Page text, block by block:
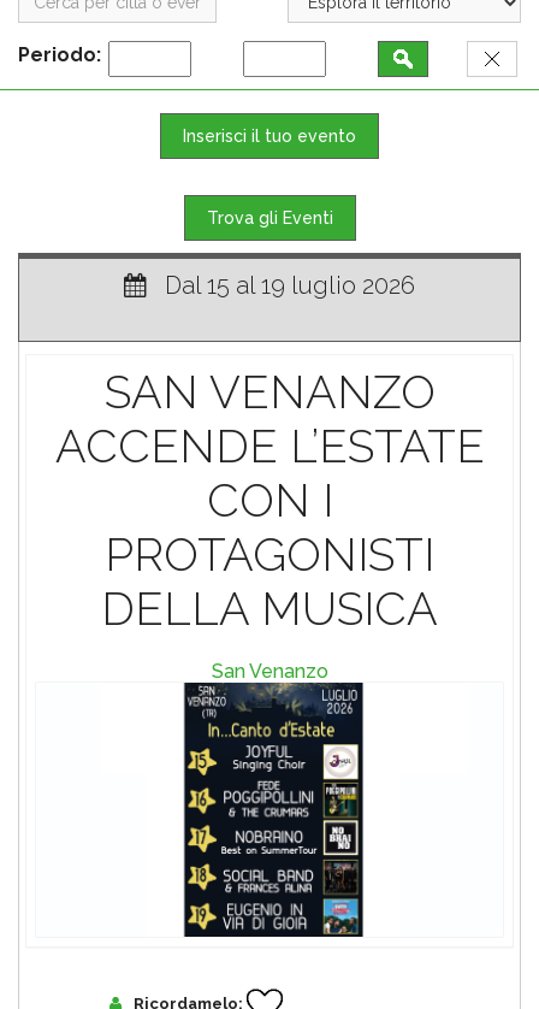
Periodo:
Inserisci il tuo evento
Trova gli Eventi
Dal 15 al 19 luglio 2026
SAN VENANZO
ACCENDE L’ESTATE
CON I
PROTAGONISTI
DELLA MUSICA
San Venanzo
Ricordamelo: